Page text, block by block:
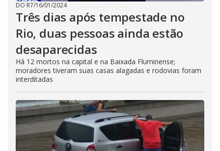
DO R7/16/01/2024
Três dias após tempestade no
Rio, duas pessoas ainda estão
desaparecidas
Há 12 mortos na capital e na Baixada Fluminense;
moradores tiveram suas casas alagadas e rodovias foram
interditadas